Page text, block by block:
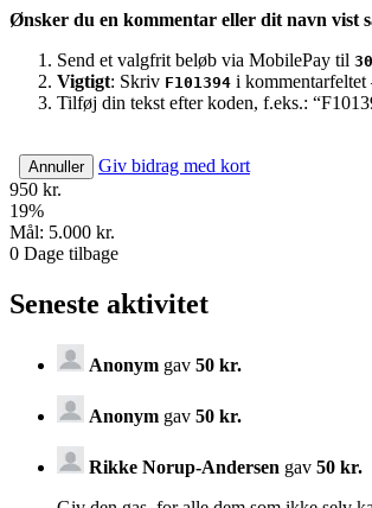
Ønsker du en kommentar eller dit navn vist
Send et valgfrit beløb via MobilePay til
Vigtigt: Skriv F101394 i kommentarfeltet
Tilføj din tekst efter koden, f.eks.:
Annuller
Giv bidrag med kort
950 kr.
19%
Mål: 5.000 kr.
0 Dage tilbage
Seneste aktivitet
Anonym gav 50 kr.
Anonym gav 50 kr.
Rikke Norup-Andersen gav 50 kr.